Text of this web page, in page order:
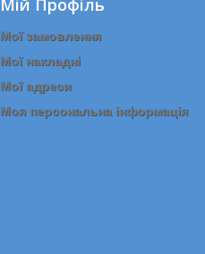
Мій Профіль
Мої замовлення
Мої накладні
Мої адреси
Моя персональна інформація